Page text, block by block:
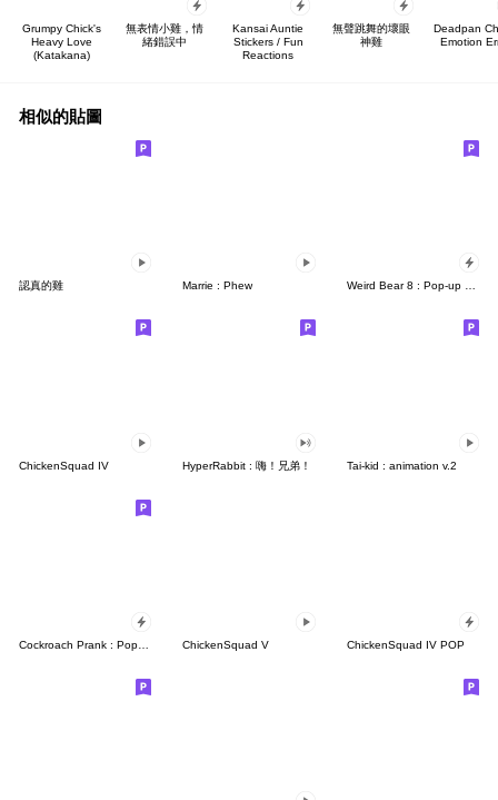
Grumpy Chick's
Heavy Love
(Katakana)
無表情小雞，情
緒錯誤中
Kansai Auntie
Stickers / Fun
Reactions
無聲跳舞的壞眼
神雞
Deadpan
Emotion
相似的貼圖
認真的雞 Marrie : Phew Weird Bear 8 : Pop-up stickers
ChickenSquad IV HyperRabbit : 嗨！兄弟！ Tai-kid : animation v.2
ChickenSquad V ChickenSquad IV POP